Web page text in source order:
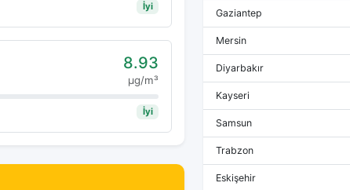
İyi
8.93
μg/m³
İyi
Gaziantep
Mersin
Diyarbakır
Kayseri
Samsun
Trabzon
Eskişehir